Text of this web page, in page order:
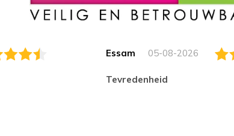
Essam 05-08-2026
tevredenheid